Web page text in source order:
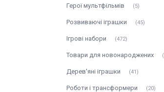
Герої мультфільмів 5
Розвиваючі іграшки 45
Ігрові набори 472
Товари для новонароджених
Дерев'яні іграшки 41
Роботи і трансформери 20